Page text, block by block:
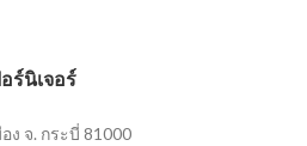
ร์นิเจอร์
ง จ. กระบี่ 81000